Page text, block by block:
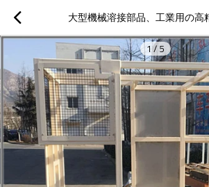
大型機械溶接部品、工業用の高
1/ 5